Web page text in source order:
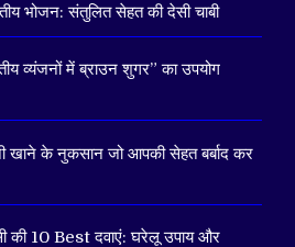
भोजन: संतुलित सेहत की देसी चाबी
व्यंजनों में ब्राउन शुगर” का उपयोग
खाने के नुकसान जो आपकी सेहत बर्बाद कर
की 10 Best दवाएं: घरेलू उपाय और